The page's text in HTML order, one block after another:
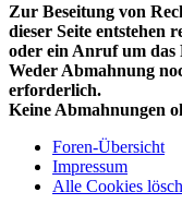
Zur Beseitung von
dieser Seite entstehen
oder ein Anruf um das
Weder Abmahnung
erforderlich.
Keine Abmahnungen
Foren-Übersicht
Impressum
Alle Cookies